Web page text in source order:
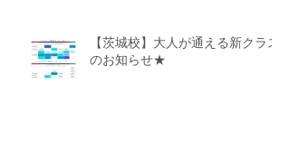
【茨城校】大人が通える新クラス
のお知らせ★